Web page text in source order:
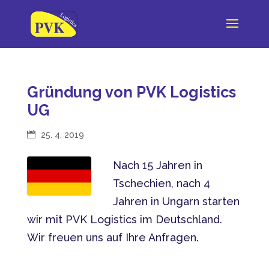
Gründung von PVK Logistics
UG
25. 4. 2019
Nach 15 Jahren in
Tschechien, nach 4
Jahren in Ungarn starten
wir mit PVK Logistics im Deutschland.
Wir freuen uns auf Ihre Anfragen.